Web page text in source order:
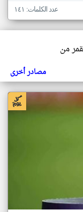
عدد الكلمات: ١٤١
من
مصادر أخرى